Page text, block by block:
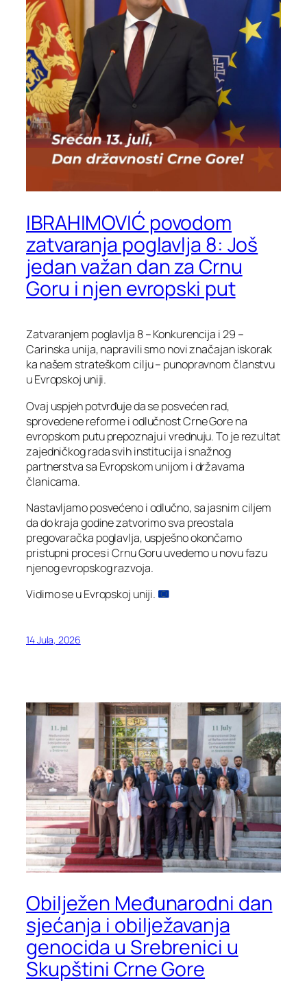
IBRAHIMOVIĆ povodom
zatvaranja poglavlja 8: Još
jedan važan dan za Crnu
Goru i njen evropski put
Zatvaranjem poglavlja 8 – Konkurencija i 29 –
Carinska unija, napravili smo novi značajan iskorak
ka našem strateškom cilju – punopravnom članstvu
u Evropskoj uniji.
Ovaj uspjeh potvrđuje da se posvećen rad,
sprovedene reforme i odlučnost Crne Gore na
evropskom putu prepoznaju i vrednuju. To je rezultat
zajedničkog rada svih institucija i snažnog
partnerstva sa Evropskom unijom i državama
članicama.
Nastavljamo posvećeno i odlučno, sa jasnim ciljem
da do kraja godine zatvorimo sva preostala
pregovaračka poglavlja, uspješno okončamo
pristupni proces i Crnu Goru uvedemo u novu fazu
njenog evropskog razvoja.
Vidimo se u Evropskoj uniji.
14 Jula, 2026
Obilježen Međunarodni dan
sjećanja i obilježavanja
genocida u Srebrenici u
Skupštini Crne Gore